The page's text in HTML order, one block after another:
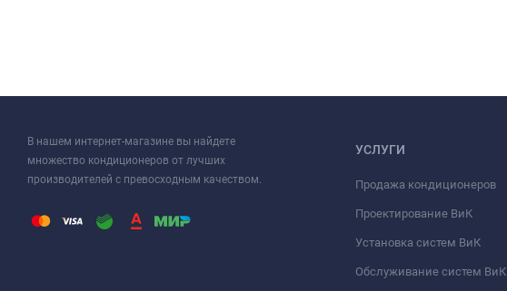
В нашем интернет-магазине вы найдете
множество кондиционеров от лучших
производителей с превосходным качеством.
УСЛУГИ
Продажа кондиционеров
Проектирование ВиК
Установка систем ВиК
Обслуживание систем ВиК